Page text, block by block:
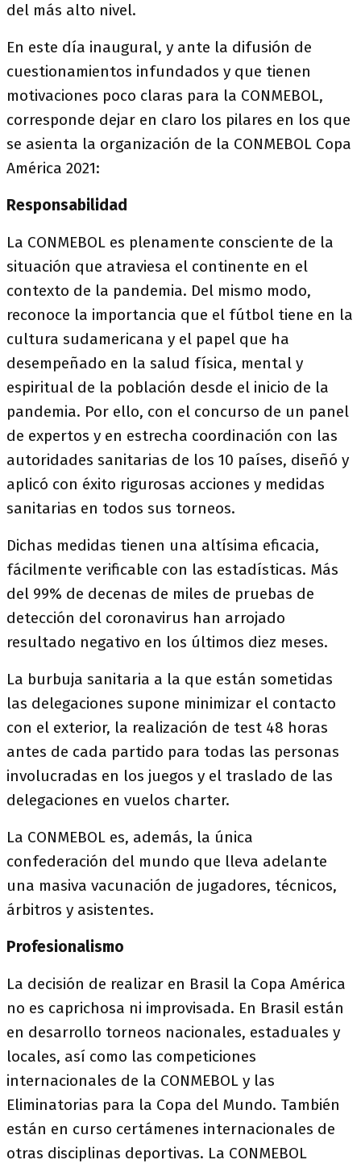
del más alto nivel.
En este día inaugural, y ante la difusión de
cuestionamientos infundados y que tienen
motivaciones poco claras para la CONMEBOL,
corresponde dejar en claro los pilares en los que
se asienta la organización de la CONMEBOL Copa
América 2021:
Responsabilidad
La CONMEBOL es plenamente consciente de la
situación que atraviesa el continente en el
contexto de la pandemia. Del mismo modo,
reconoce la importancia que el fútbol tiene en la
cultura sudamericana y el papel que ha
desempeñado en la salud física, mental y
espiritual de la población desde el inicio de la
pandemia. Por ello, con el concurso de un panel
de expertos y en estrecha coordinación con las
autoridades sanitarias de los 10 países, diseñó y
aplicó con éxito rigurosas acciones y medidas
sanitarias en todos sus torneos.
Dichas medidas tienen una altísima eficacia,
fácilmente verificable con las estadísticas. Más
del 99% de decenas de miles de pruebas de
detección del coronavirus han arrojado
resultado negativo en los últimos diez meses.
La burbuja sanitaria a la que están sometidas
las delegaciones supone minimizar el contacto
con el exterior, la realización de test 48 horas
antes de cada partido para todas las personas
involucradas en los juegos y el traslado de las
delegaciones en vuelos charter.
La CONMEBOL es, además, la única
confederación del mundo que lleva adelante
una masiva vacunación de jugadores, técnicos,
árbitros y asistentes.
Profesionalismo
La decisión de realizar en Brasil la Copa América
no es caprichosa ni improvisada. En Brasil están
en desarrollo torneos nacionales, estaduales y
locales, así como las competiciones
internacionales de la CONMEBOL y las
Eliminatorias para la Copa del Mundo. También
están en curso certámenes internacionales de
otras disciplinas deportivas. La CONMEBOL